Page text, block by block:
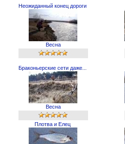
Неожиданный конец дороги
Весна
Браконьерские сети даже...
Весна
Плотва и Елец